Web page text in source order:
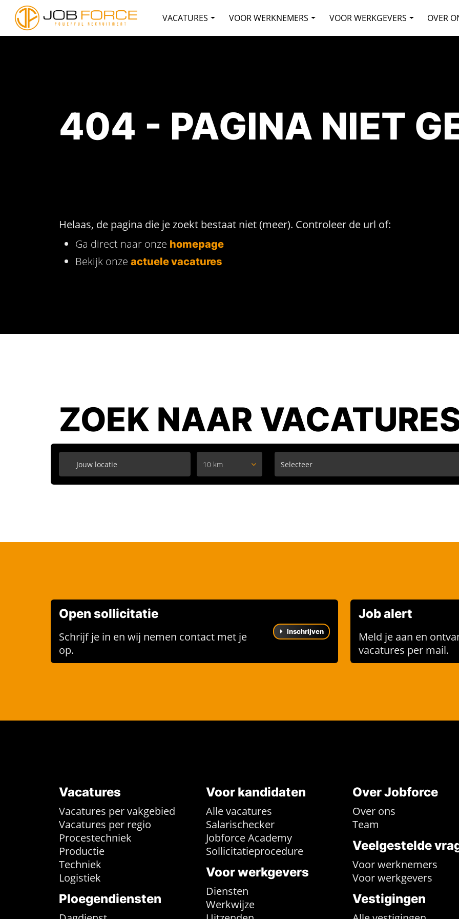
VACATURES VOOR WERKNEMERS VOOR WERKGEVERS OVER
404 - PAGINA NIET
Helaas, de pagina die je zoekt bestaat niet (meer). Controleer de url of:
Ga direct naar onze homepage
Bekijk onze actuele vacatures
ZOEK NAAR
10 km
Open sollicitatie
Schrijf je in en wij nemen contact met je
op.
Inschrijven
Job alert
Meld je aan en
vacatures per mail.
Vacatures
Vacatures per vakgebied
Vacatures per regio
Procestechniek
Productie
Techniek
Logistiek
Ploegendiensten
Voor kandidaten
Alle vacatures
Salarischecker
Jobforce Academy
Sollicitatieprocedure
Voor werkgevers
Diensten
Werkwijze
Over Jobforce
Over ons
Team
Veelgestelde
Voor werknemers
Voor werkgevers
Vestigingen